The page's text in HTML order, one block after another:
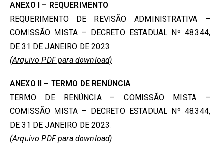
ANEXO I – REQUERIMENTO
REQUERIMENTO DE REVISÃO ADMINISTRATIVA –
COMISSÃO MISTA – DECRETO ESTADUAL Nº 48.344,
DE 31 DE JANEIRO DE 2023.
(Arquivo PDF para download)
ANEXO II – TERMO DE RENÚNCIA
TERMO DE RENÚNCIA – COMISSÃO MISTA –
COMISSÃO MISTA – DECRETO ESTADUAL Nº 48.344,
DE 31 DE JANEIRO DE 2023.
(Arquivo PDF para download)